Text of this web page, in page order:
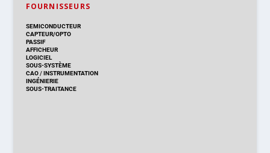
FOURNISSEURS
SEMICONDUCTEUR
CAPTEUR/OPTO
PASSIF
AFFICHEUR
LOGICIEL
SOUS-SYSTÈME
CAO/INSTRUMENTATION
INGÉNIERIE
SOUS-TRAITANCE